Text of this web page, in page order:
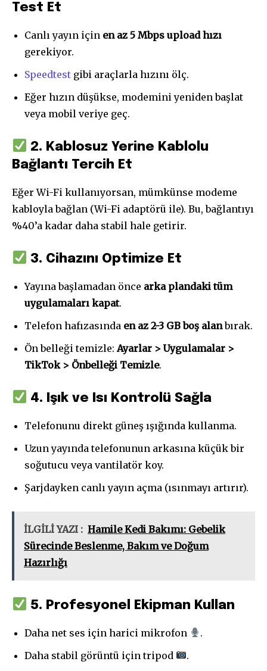
Test Et
Canlı yayın için en az 5 Mbps upload hızı
gerekiyor.
Speedtest gibi araçlarla hızını ölç.
Eğer hızın düşükse, modemini yeniden başlat
veya mobil veriye geç.
2. Kablosuz Yerine Kablolu
Bağlantı Tercih Et
Eğer Wi-Fi kullanıyorsan, mümkünse modeme
kabloyla bağlan (Wi-Fi adaptörü ile). Bu, bağlantıyı
%40’a kadar daha stabil hale getirir.
3. Cihazını Optimize Et
Yayına başlamadan önce arka plandaki tüm
uygulamaları kapat.
Telefon hafızasında en az 2-3 GB boş alanbırak.
Ön belleği temizle: Ayarlar > Uygulamalar >
TikTok > Önbelleği Temizle.
4. Işık ve Isı Kontrolü Sağla
Telefonunu direkt güneş ışığında kullanma.
Uzun yayında telefonunun arkasına küçük bir
soğutucu veya vantilatör koy.
Şarjdayken canlı yayın açma (ısınmayı artırır).
İLGİLİ YAZI : Hamile Kedi Bakımı: Gebelik
Sürecinde Beslenme, Bakım ve Doğum
Hazırlığı
5. Profesyonel Ekipman Kullan
Daha net ses için harici mikrofon
.
Daha stabil görüntü için tripod
.